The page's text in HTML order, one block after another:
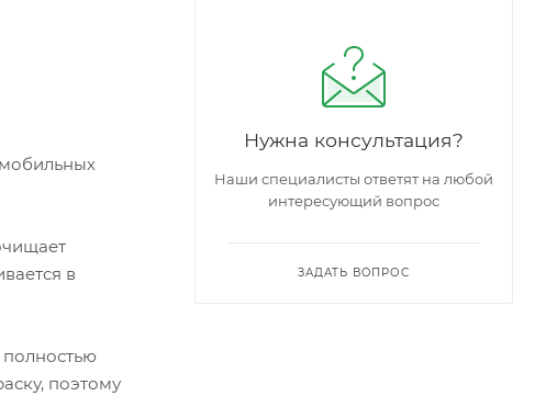
в
поэтому
Нужна консультация?
Наши специалисты ответят на любой
интересующий вопрос
ЗАДАТЬ ВОПРОС